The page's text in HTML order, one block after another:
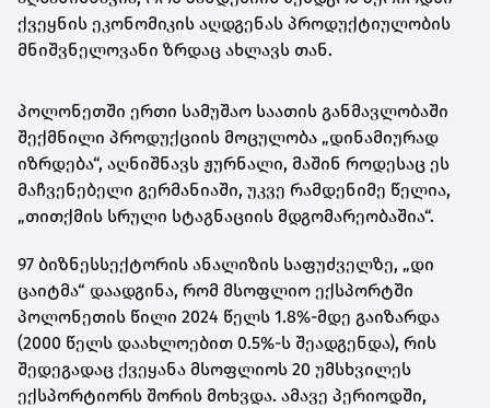
ქვეყნის ეკონომიკის აღდგენას პროდუქტიულობის
მნიშვნელოვანი ზრდაც ახლავს თან.
პოლონეთში ერთი სამუშაო საათის განმავლობაში
შექმნილი პროდუქციის მოცულობა „დინამიურად
იზრდება“, აღნიშნავს ჟურნალი, მაშინ როდესაც ეს
მაჩვენებელი გერმანიაში, უკვე რამდენიმე წელია,
„თითქმის სრული სტაგნაციის მდგომარეობაშია“.
97 ბიზნესსექტორის ანალიზის საფუძველზე, „დი
ცაიტმა“ დაადგინა, რომ მსოფლიო ექსპორტში
პოლონეთის წილი 2024 წელს 1.8%-მდე გაიზარდა
(2000 წელს დაახლოებით 0.5%-ს შეადგენდა), რის
შედეგადაც ქვეყანა მსოფლიოს 20 უმსხვილეს
ექსპორტიორს შორის მოხვდა. ამავე პერიოდში,